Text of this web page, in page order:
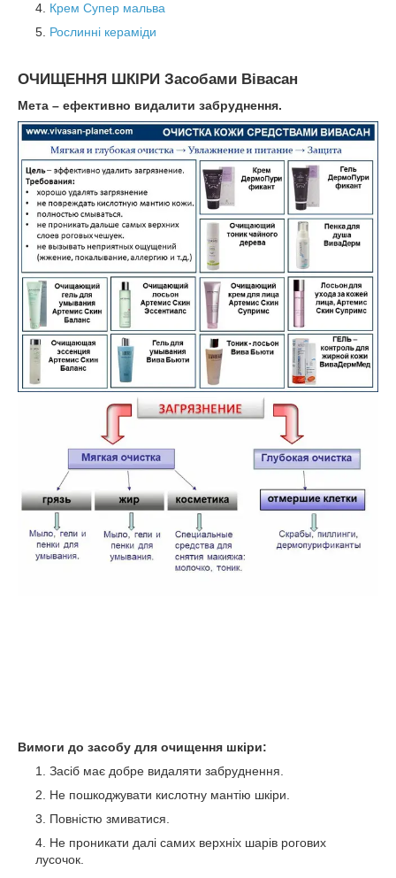
Крем Супер мальва
Рослинні кераміди
ОЧИЩЕННЯ ШКІРИ Засобами Вівасан
Мета – ефективно видалити забруднення.
Вимоги до засобу для очищення шкіри:
Засіб має добре видаляти забруднення.
Не пошкоджувати кислотну мантію шкіри.
Повністю змиватися.
Не проникати далі самих верхніх шарів рогових
лусочок.